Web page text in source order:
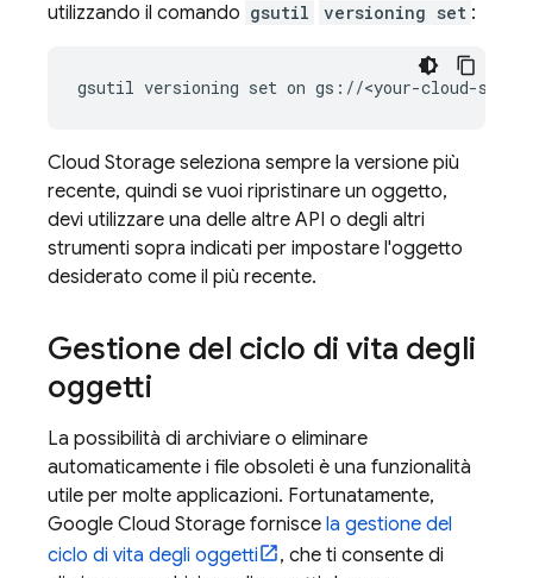
utilizzando il comando gsutil versioning set :
gsutil versioning set on gs://<your-cloud-
Cloud Storage seleziona sempre la versione più
recente, quindi se vuoi ripristinare un oggetto,
devi utilizzare una delle altre API o degli altri
strumenti sopra indicati per impostare l'oggetto
desiderato come il più recente.
Gestione del ciclo di vita degli
oggetti
La possibilità di archiviare o eliminare
automaticamente i file obsoleti è una funzionalità
utile per molte applicazioni. Fortunatamente,
Google Cloud Storage fornisce la gestione del
ciclo di vita degli oggetti
, che ti consente di